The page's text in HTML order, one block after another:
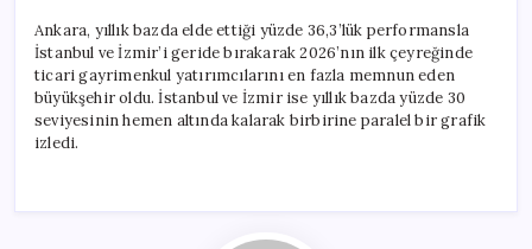
Ankara, yıllık bazda elde ettiği yüzde 36,3’lük performansla
İstanbul ve İzmir’i geride bırakarak 2026’nın ilk çeyreğinde
ticari gayrimenkul yatırımcılarını en fazla memnun eden
büyükşehir oldu. İstanbul ve İzmir ise yıllık bazda yüzde 30
seviyesinin hemen altında kalarak birbirine paralel bir grafik
izledi.